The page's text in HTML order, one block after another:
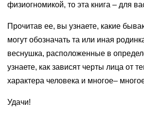
физиогномикой, то эта книга – для
Прочитав ее, вы узнаете, какие
могут обозначать та или иная
веснушка, расположенные в
узнаете, как зависят черты лица от
характера человека и многое–
Удачи!